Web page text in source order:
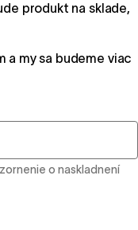
produkt na sklade,
a my sa budeme viac
o naskladnení